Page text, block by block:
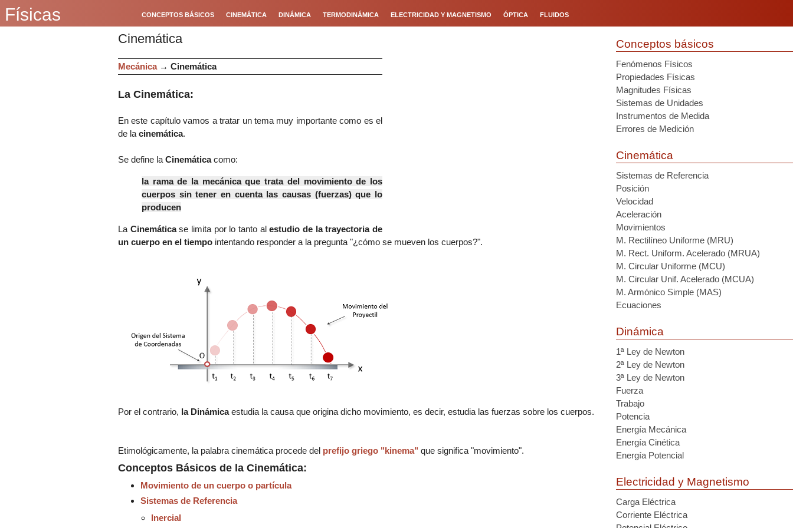
Físicas CONCEPTOS BÁSICOS CINEMÁTICA DINÁMICA TERMODINÁMICA ELECTRICIDAD Y MAGNETISMO ÓPTICA FLUIDOS
Cinemática
Mecánica → Cinemática
La Cinemática:
En este capítulo vamos a tratar un tema muy importante como es el
de la cinemática.
Se define la Cinemática como:
la rama de la mecánica que trata del movimiento de los
cuerpos sin tener en cuenta las causas (fuerzas) que lo
producen
La Cinemáticase limita por lo tanto alestudio de la trayectoria de
un cuerpo en el tiempo intentando responder a la pregunta "¿cómo se mueven los cuerpos?".
Por el contrario, la Dinámicaestudia la causa que origina dicho movimiento, es decir, estudia las fuerzas sobre los cuerpos.
Etimológicamente, la palabra cinemática procede del prefijo griego "kinema" que significa "movimiento".
Conceptos Básicos de la Cinemática:
Movimiento de un cuerpo o partícula
Sistemas de Referencia
Inercial
Conceptos básicos
Fenómenos Físicos
Propiedades Físicas
Magnitudes Físicas
Sistemas de Unidades
Instrumentos de Medida
Errores de Medición
Cinemática
Sistemas de Referencia
Posición
Velocidad
Aceleración
Movimientos
M. Rectilíneo Uniforme (MRU)
M. Rect. Uniform. Acelerado (MRUA)
M. Circular Uniforme (MCU)
M. Circular Unif. Acelerado (MCUA)
M. Armónico Simple (MAS)
Ecuaciones
Dinámica
1ª Ley de Newton
2ª Ley de Newton
3ª Ley de Newton
Fuerza
Trabajo
Potencia
Energía Mecánica
Energía Cinética
Energía Potencial
Electricidad y Magnetismo
Carga Eléctrica
Corriente Eléctrica